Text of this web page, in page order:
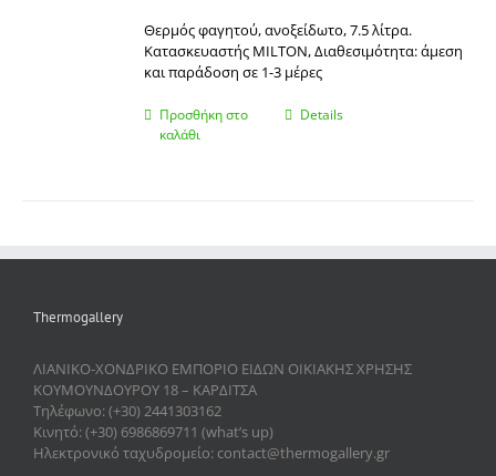
49,80 €.
Θερμός φαγητού, ανοξείδωτο, 7.5 λίτρα.
Κατασκευαστής MILTON, Διαθεσιμότητα: άμεση
και παράδοση σε 1-3 μέρες
Προσθήκη στο
καλάθι
Details
Thermogallery
ΛΙΑΝΙΚΟ-ΧΟΝΔΡΙΚΟ ΕΜΠΟΡΙΟ ΕΙΔΩΝ ΟΙΚΙΑΚΗΣ ΧΡΗΣΗΣ
ΚΟΥΜΟΥΝΔΟΥΡΟΥ 18 – ΚΑΡΔΙΤΣΑ
Τηλέφωνο: (+30) 2441303162
Κινητό: (+30) 6986869711 (what’s up)
Ηλεκτρονικό ταχυδρομείο: contact@thermogallery.gr